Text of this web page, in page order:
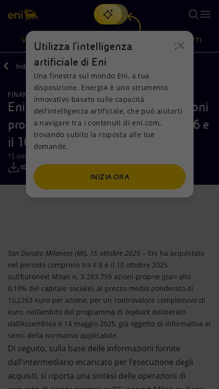
Cerca
scopri EnergIA, la nostra nuova soluzione di intelligenza
artificiale.
VISIONE
Visione
Mission e valori
Persone e Partnership
Net Zero
Modello satellitare
Scenari energetici
Azioni
Diversificazione energetica
Tecnologie per la transizione
Collaborazioni per l'innovazione
Attività nel mondo
PRODOTTI
Prodotti
Casa
Imprese
Mobilità
Indietro Media Comunicati Stampa
FINANZA, STRATEGIA E REPORT
Eni: informativa sull’acquisto di azioni
proprie nel periodo compreso tra il 6 e
il 10 ottobre 2025
15 ottobre 2025 - 12:34 CEST
San Donato Milanese (MI), 15 ottobre 2025 – Eni ha acquistato
nel periodo compreso tra il 6 e il 10 ottobre 2025
sull’Euronext Milan n. 3.283.799 azioni proprie (pari allo
0,10% del capitale sociale), al prezzo medio ponderato di
15,2263 euro per azione, per un controvalore complessivo di
euro, nell’ambito del programma di buyback deliberato
dall’Assemblea il 14 maggio 2025, già oggetto di informativa ai
sensi della normativa applicabile.
Di seguito, sulla base delle informazioni fornite
dall'intermediario incaricato per l'esecuzione degli
acquisti, si riporta una sintesi delle operazioni di
Utilizza l'intelligenza
artificiale di Eni
Una finestra sul mondo Eni, a tua
disposizione. EnergIA è uno strumento
innovativo basato sulle capacità
dell’intelligenza artificiale, che può aiutarti
a navigare tra i contenuti di eni.com,
trovando subito la risposta alle tue
domande.
INIZIA ORA